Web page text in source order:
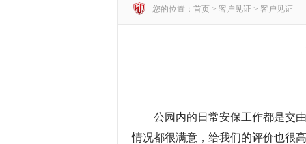
您的位置：首页 > 客户见证 > 客户见证
公园内的日常安保工作都是交
情况都很满意，给我们的评价也很